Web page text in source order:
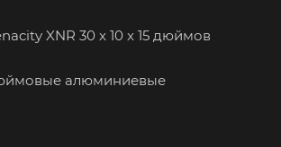
XNR 30 x 10 x 15 дюймов
алюминиевые